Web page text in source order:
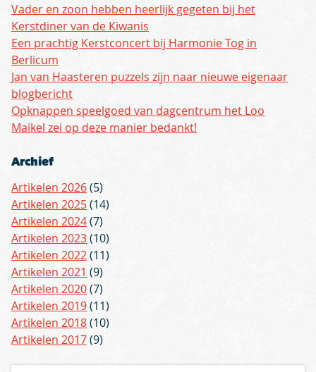
Vader en zoon hebben heerlijk gegeten bij het
Kerstdiner van de Kiwanis
Een prachtig Kerstconcert bij Harmonie Tog in
Berlicum
Jan van Haasteren puzzels zijn naar nieuwe eigenaar
blogbericht
Opknappen speelgoed van dagcentrum het Loo
Maikel zei op deze manier bedankt!
Archief
Artikelen 2026(5)
Artikelen 2025(14)
Artikelen 2024(7)
Artikelen 2023(10)
Artikelen 2022(11)
Artikelen 2021 (9)
Artikelen 2020(7)
Artikelen 2019(11)
Artikelen 2018(10)
Artikelen 2017(9)